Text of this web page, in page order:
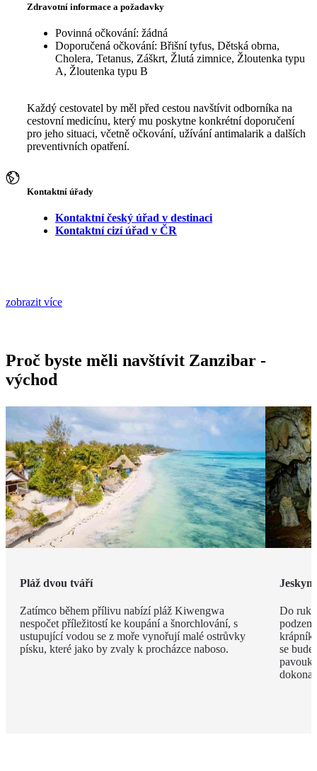
Zdravotní informace a požadavky
Povinná očkování: žádná
Doporučená očkování: Břišní tyfus, Dětská obrna,
Cholera, Tetanus, Záškrt, Žlutá zimnice, Žloutenka typu
A, Žloutenka typu B
Každý cestovatel by měl před cestou navštívit odborníka na
cestovní medicínu, který mu poskytne konkrétní doporučení
pro jeho situaci, včetně očkování, užívání antimalarik a dalších
preventivních opatření.
Kontaktní úřady
Kontaktní český úřad v destinaci
Kontaktní cizí úřad v ČR
zobrazit více
Proč byste měli navštívit Zanzibar -
východ
Pláž dvou tváří
Zatímco během přílivu nabízí pláž Kiwengwa
nespočet příležitostí ke koupání a šnorchlování, s
ustupující vodou se z moře vynořují malé ostrůvky
písku, které jako by zvaly k procházce naboso.
Do
se